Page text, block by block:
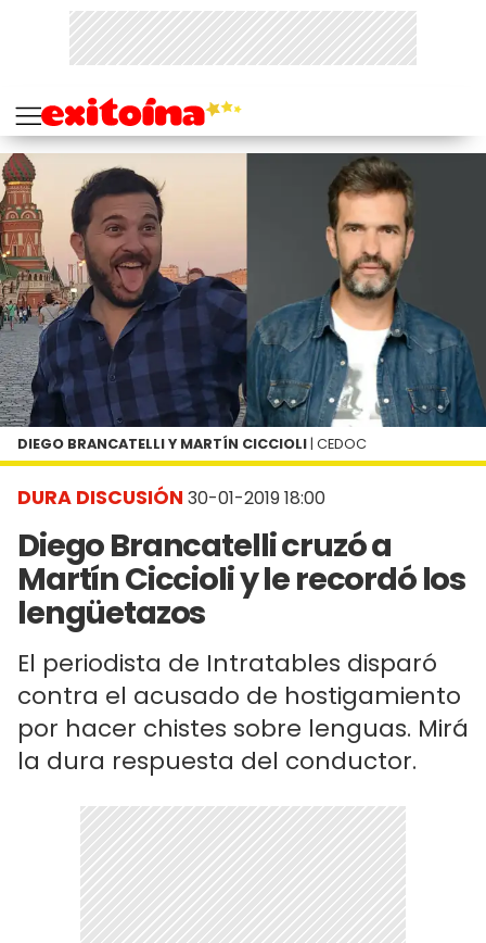
DURA DISCUSIÓN 30-01-2019 18:00
Diego Brancatelli cruzó a
Martín Ciccioli y le recordó los
lengüetazos
El periodista de Intratables disparó
contra el acusado de hostigamiento
por hacer chistes sobre lenguas. Mirá
la dura respuesta del conductor.
DIEGO BRANCATELLI Y MARTÍN CICCIOLI | CEDOC